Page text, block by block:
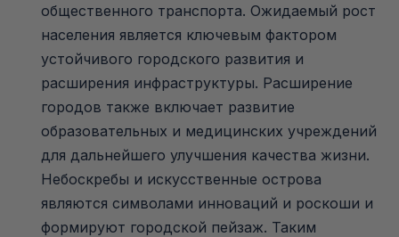
общественного транспорта. Ожидаемый рост
населения является ключевым фактором
устойчивого городского развития и
расширения инфраструктуры. Расширение
городов также включает развитие
образовательных и медицинских учреждений
для дальнейшего улучшения качества жизни.
Небоскребы и искусственные острова
являются символами инноваций и роскоши и
формируют городской пейзаж. Таким